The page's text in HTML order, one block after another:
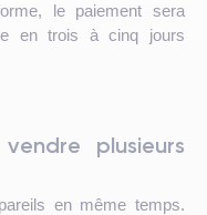
le paiement sera
en trois à cinq jours
plusieurs
en même temps.